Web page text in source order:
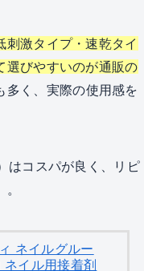
刺激タイプ・速乾タイ
選びやすいのが通販の
多く、実際の使用感を
はコスパが良く、リピ
ネイルグルー
イル用接着剤